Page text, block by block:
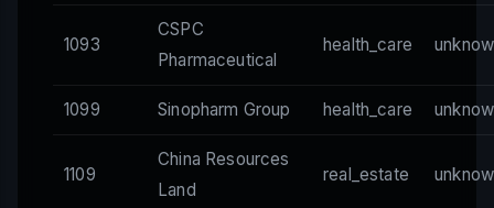
1093
CSPC
Pharmaceutical
health_care
1099 Sinopharm Group health_care
1109
China Resources
Land
real_estate